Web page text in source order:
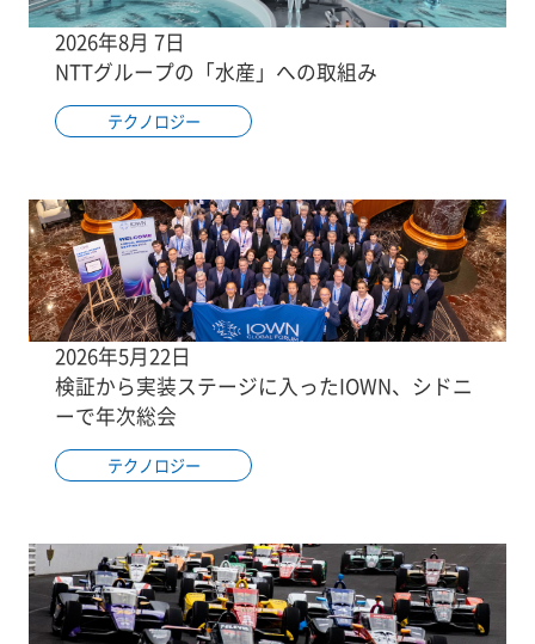
2026年8月 7日
NTTグループの「水産」への取組み
テクノロジー
2026年5月22日
検証から実装ステージに入ったIOWN、シドニ
ーで年次総会
テクノロジー